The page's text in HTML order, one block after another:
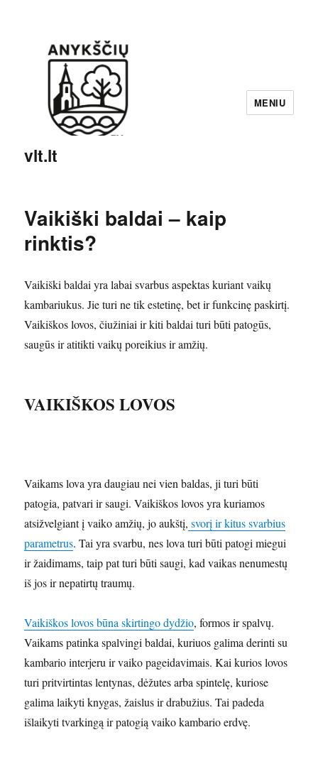
vlt.lt
MENIU
Vaikiški baldai – kaip
rinktis?
Vaikiški baldai yra labai svarbus aspektas kuriant vaikų
kambariukus. Jie turi ne tik estetinę, bet ir funkcinę paskirtį.
Vaikiškos lovos, čiužiniai ir kiti baldai turi būti patogūs,
saugūs ir atitikti vaikų poreikius ir amžių.
VAIKIŠKOS LOVOS
Vaikams lova yra daugiau nei vien baldas, ji turi būti
patogia, patvari ir saugi. Vaikiškos lovos yra kuriamos
atsižvelgiant į vaiko amžių, jo aukštį, svorį ir kitus svarbius
parametrus. Tai yra svarbu, nes lova turi būti patogi miegui
ir žaidimams, taip pat turi būti saugi, kad vaikas nenumestų
iš jos ir nepatirtų traumų.
Vaikiškos lovos būna skirtingo dydžio, formos ir spalvų.
Vaikams patinka spalvingi baldai, kuriuos galima derinti su
kambario interjeru ir vaiko pageidavimais. Kai kurios lovos
turi pritvirtintas lentynas, dėžutes arba spintelę, kuriose
galima laikyti knygas, žaislus ir drabužius. Tai padeda
išlaikyti tvarkingą ir patogią vaiko kambario erdvę.